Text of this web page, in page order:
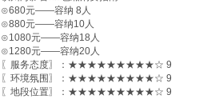
⊙680元——容纳 8人
⊙880元——容纳10人
⊙1080元——容纳18人
⊙1280元——容纳20人
〖服务态度〗：★★★★★★★★★☆ 9
〖环境氛围〗：★★★★★★★★★☆ 9
〖地段位置〗：★★★★★★★★★☆ 9